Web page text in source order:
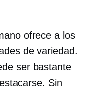
ofrece a los
de variedad.
ser bastante
Sin